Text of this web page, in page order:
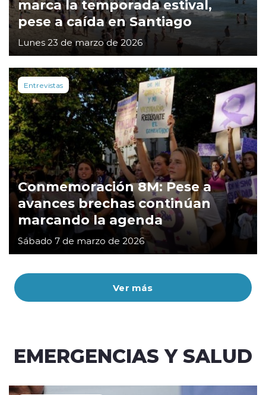
Ver más
marca la temporada estival,
pese a caída en Santiago
Lunes 23 de marzo de 2026
Entrevistas
Conmemoración 8M: Pese a
avances brechas continúan
marcando la agenda
Sábado 7 de marzo de 2026
EMERGENCIAS Y SALUD